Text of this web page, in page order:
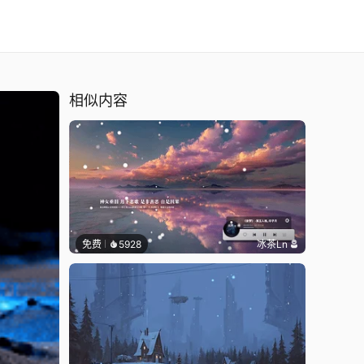
相似内容
免费 5928 冰茶Ln